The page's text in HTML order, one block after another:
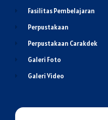
Fasilitas Pembelajaran
Perpustakaan
Perpustakaan Carakdek
Galeri Foto
Galeri Video